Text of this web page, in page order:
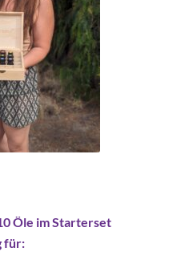
Öle im Starterset
für: